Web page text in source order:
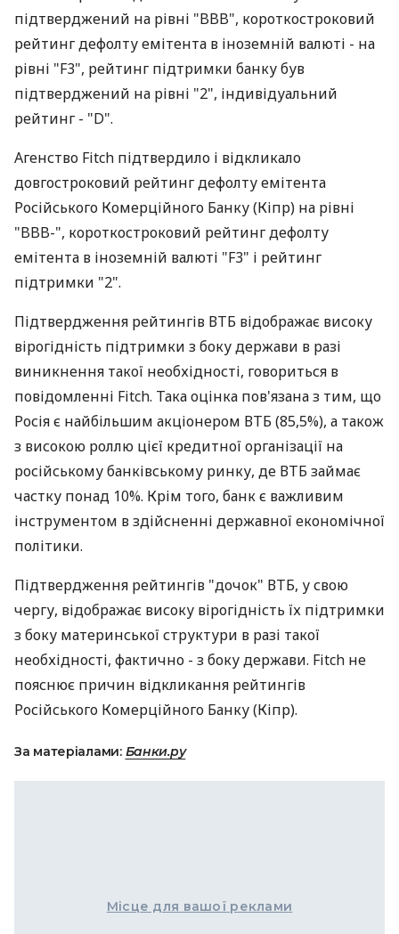
підтверджений на рівні "BBB", короткостроковий
рейтинг дефолту емітента в іноземній валюті - на
рівні "F3", рейтинг підтримки банку був
підтверджений на рівні "2", індивідуальний
рейтинг - "D".
Агенство Fitch підтвердило і відкликало
довгостроковий рейтинг дефолту емітента
Російського Комерційного Банку (Кіпр) на рівні
"BBB-", короткостроковий рейтинг дефолту
емітента в іноземній валюті "F3" і рейтинг
підтримки "2".
Підтвердження рейтингів ВТБ відображає високу
вірогідність підтримки з боку держави в разі
виникнення такої необхідності, говориться в
повідомленні Fitch. Така оцінка пов'язана з тим, що
Росія є найбільшим акціонером ВТБ (85,5%), а також
з високою роллю цієї кредитної організації на
російському банківському ринку, де ВТБ займає
частку понад 10%. Крім того, банк є важливим
інструментом в здійсненні державної економічної
політики.
Підтвердження рейтингів "дочок" ВТБ, у свою
чергу, відображає високу вірогідність їх підтримки
з боку материнської структури в разі такої
необхідності, фактично - з боку держави. Fitch не
пояснює причин відкликання рейтингів
Російського Комерційного Банку (Кіпр).
За матеріалами: Банки.ру
Місце для вашої реклами